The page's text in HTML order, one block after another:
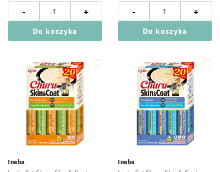
- +
Do koszyka
- +
Do koszyka
Inaba
Inaba